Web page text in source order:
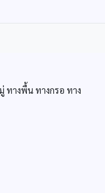
ทางพื้น ทางกรอ ทาง